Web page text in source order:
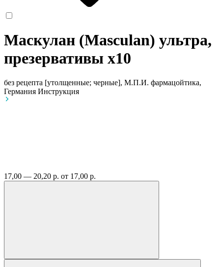
Маскулан (Masculan) ультра,
презервативы x10
без рецепта [утолщенные; черные], М.П.И. фармацойтика,
Германия Инструкция
17,00 — 20,20 р. от 17,00 р.